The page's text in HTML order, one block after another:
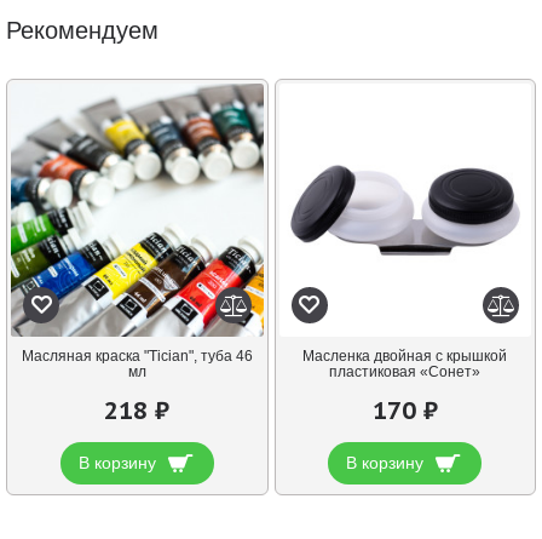
Рекомендуем
Масляная краска "Tician", туба 46
мл
218 ₽
В корзину
Масленка двойная с крышкой
пластиковая «Сонет»
170 ₽
В корзину